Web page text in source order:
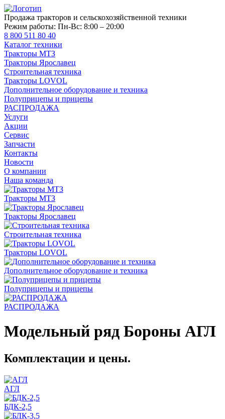
Продажа тракторов и сельскохозяйственной техники
Режим работы: Пн-Вс: 8:00 – 20:00
8 800 511 80 40
Каталог техники
Тракторы МТЗ
Тракторы Ярославец
Строительная техника
Тракторы LOVOL
Дополнительное оборудование и техника
Полуприцепы и прицепы
РАСПРОДАЖА
Услуги
Акции
Сервис
Запчасти
Контакты
Новости
О компании
Наша команда
Тракторы МТЗ
Тракторы Ярославец
Строительная техника
Тракторы LOVOL
Дополнительное оборудование и техника
Полуприцепы и прицепы
РАСПРОДАЖА
Модельный ряд Бороны АГЛ
Комплектации и цены.
АГЛ
БДК-2,5